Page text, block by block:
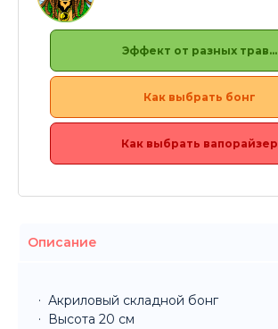
Эффект от разных трав…
Как выбрать бонг
Как выбрать вапорайзер
Описание
Акриловый складной бонг
Высота 20 см